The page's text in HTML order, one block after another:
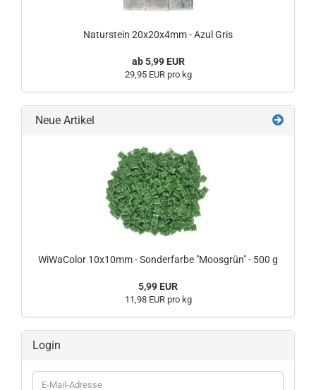
Naturstein 20x20x4mm - Azul Gris
ab 5,99 EUR
29,95 EUR pro kg
Neue Artikel
WiWaColor 10x10mm - Sonderfarbe "Moosgrün" - 500 g
5,99 EUR
11,98 EUR pro kg
Login
E-